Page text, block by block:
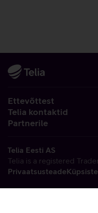
Ettevõttest
Telia kontaktid
Partnerile
Telia Eesti AS
Telia is a registered
Privaatsusteade